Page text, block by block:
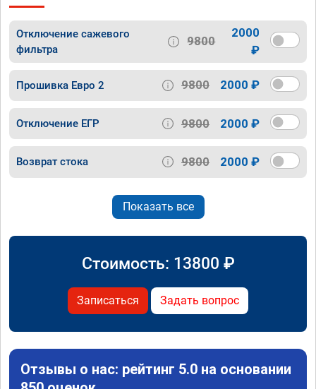
Отключение сажевого
фильтра
9800
2000
₽
Прошивка Евро 2 9800 2000 ₽
Отключение ЕГР 9800 2000 ₽
Возврат стока 9800 2000 ₽
Показать все
Стоимость: 13800 ₽
Записаться Задать вопрос
Отзывы о нас: рейтинг 5.0 на основании